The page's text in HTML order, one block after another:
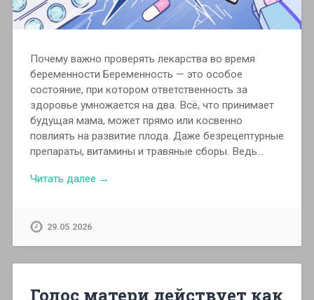
Почему важно проверять лекарства во время
беременности Беременность — это особое
состояние, при котором ответственность за
здоровье умножается на два. Всё, что принимает
будущая мама, может прямо или косвенно
повлиять на развитие плода. Даже безрецептурные
препараты, витамины и травяные сборы. Ведь…
Читать далее →
29.05.2026
Голос матери действует как